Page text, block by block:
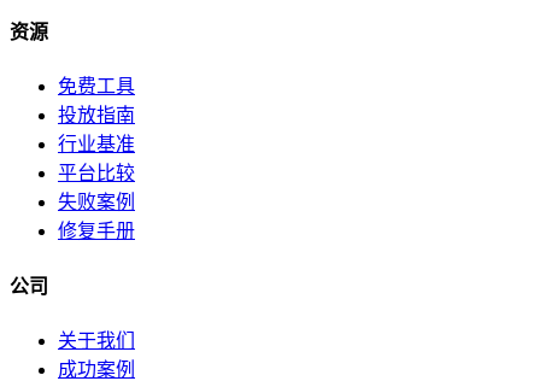
资源
免费工具
投放指南
行业基准
平台比较
失败案例
修复手册
公司
关于我们
成功案例